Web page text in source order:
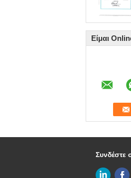
Είμαι
Συνδέστε